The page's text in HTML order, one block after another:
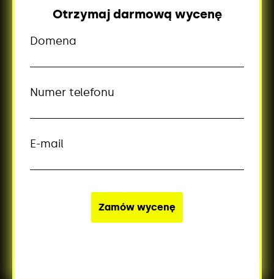
Otrzymaj darmową wycenę
Domena
Numer telefonu
E-mail